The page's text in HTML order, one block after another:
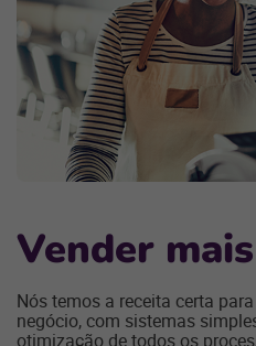
Vender mais
Nós temos a receita certa
negócio, com sistemas
otimização de todos os